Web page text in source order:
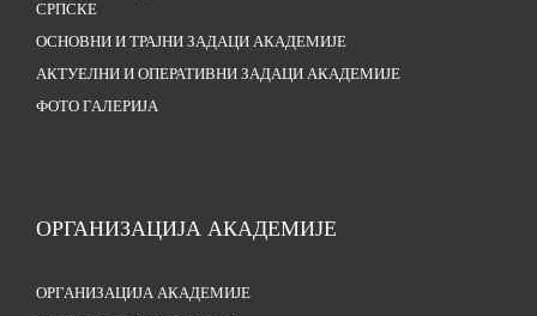
СРПСКЕ
ОСНОВНИ И ТРАЈНИ ЗАДАЦИ АКАДЕМИЈЕ
АКТУЕЛНИ И ОПЕРАТИВНИ ЗАДАЦИ АКАДЕМИЈЕ
ФОТО ГАЛЕРИЈА
ОРГАНИЗАЦИЈА АКАДЕМИЈЕ
ОРГАНИЗАЦИЈА АКАДЕМИЈЕ